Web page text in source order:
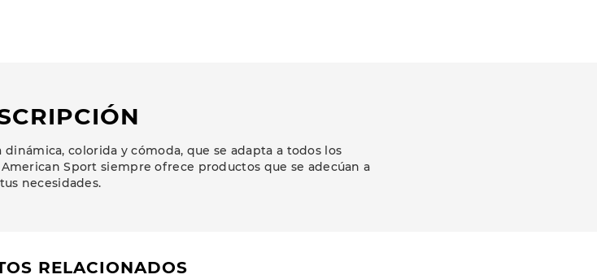
colorida y cómoda, que se adapta a todos los
Sport siempre ofrece productos que se adecúan a
tus necesidades.
RELACIONADOS